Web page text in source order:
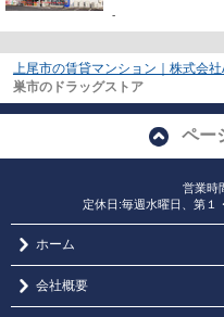
-
上尾市の賃貸マンション｜株式会社
巣市のドラッグストア
ペー
営業時
定休日:毎週水曜日、第１
ホーム
会社概要